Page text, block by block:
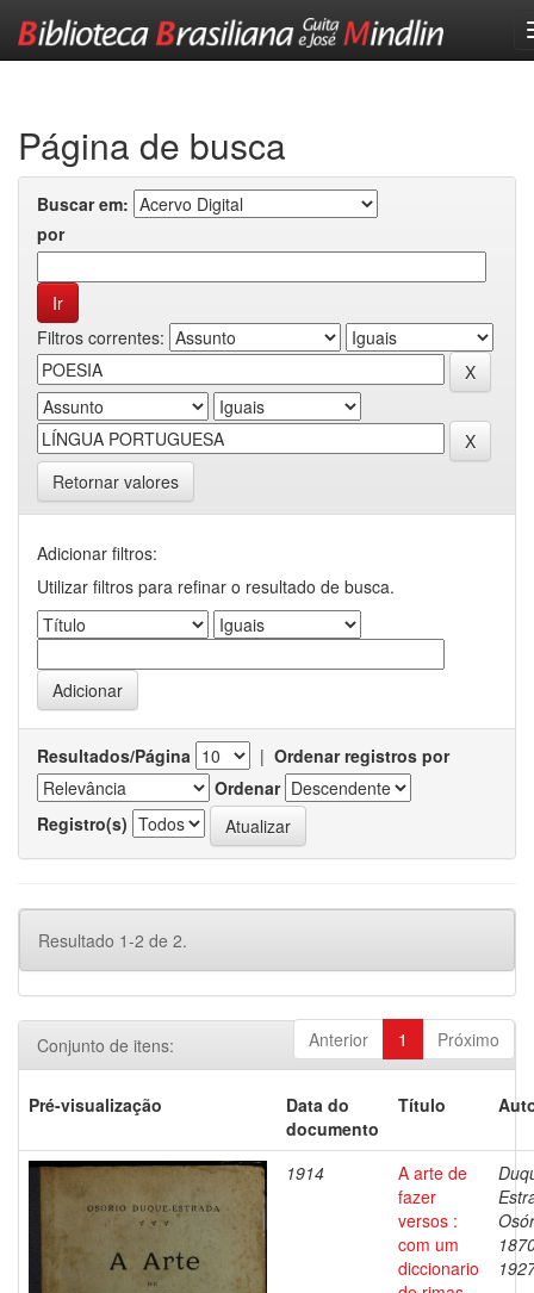
Página de busca
Buscar em:
por
Filtros correntes:
Retornar valores
Adicionar filtros:
Utilizar filtros para refinar o resultado de busca.
Resultados/Página | Ordenar registros por
Ordenar
Registro(s)
Resultado 1-2 de 2.
Anterior 1 Próximo
Conjunto de itens:
Pré-visualização
Data do
documento
Título
1914
A arte de
fazer
versos :
com um
diccionario